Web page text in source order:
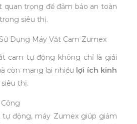
quan trọng để đảm bảo an toàn
siêu thị.
Dụng Máy Vắt Cam Zumex
cam tự động không chỉ là giải
còn mang lại nhiều lợi ích kinh
thị.
tự động, máy Zumex giúp giảm